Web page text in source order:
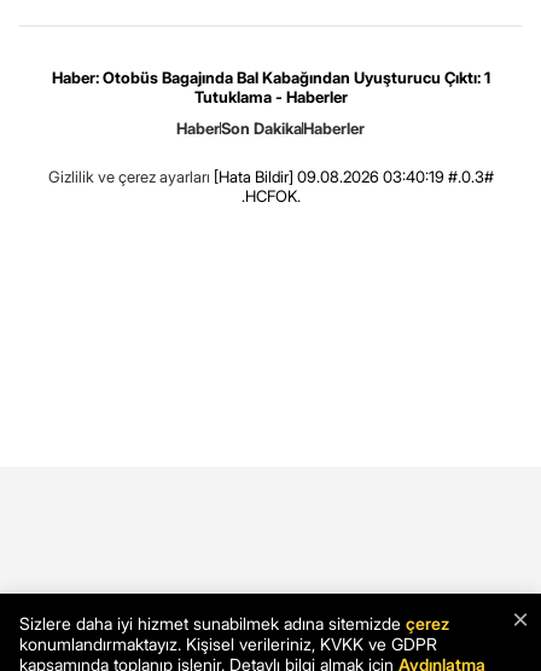
Haber: Otobüs Bagajında Bal Kabağından Uyuşturucu Çıktı: 1
Tutuklama - Haberler
HaberSon DakikaHaberler
Gizlilik ve çerez ayarları [Hata Bildir] 09.08.2026 03:40:19 #.0.3#
.HCFOK.
×
Sizlere daha iyi hizmet sunabilmek adına sitemizde çerez
konumlandırmaktayız. Kişisel verileriniz, KVKK ve GDPR
kapsamında toplanıp işlenir. Detaylı bilgi almak için Aydınlatma